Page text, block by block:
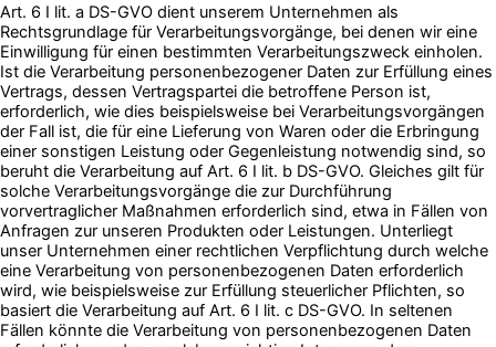
Art. 6 I lit. a DS-GVO dient unserem Unternehmen als
Rechtsgrundlage für Verarbeitungsvorgänge, bei denen wir eine
Einwilligung für einen bestimmten Verarbeitungszweck einholen.
Ist die Verarbeitung personenbezogener Daten zur Erfüllung eines
Vertrags, dessen Vertragspartei die betroffene Person ist,
erforderlich, wie dies beispielsweise bei Verarbeitungsvorgängen
der Fall ist, die für eine Lieferung von Waren oder die Erbringung
einer sonstigen Leistung oder Gegenleistung notwendig sind, so
beruht die Verarbeitung auf Art. 6 I lit. b DS-GVO. Gleiches gilt für
solche Verarbeitungsvorgänge die zur Durchführung
vorvertraglicher Maßnahmen erforderlich sind, etwa in Fällen von
Anfragen zur unseren Produkten oder Leistungen. Unterliegt
unser Unternehmen einer rechtlichen Verpflichtung durch welche
eine Verarbeitung von personenbezogenen Daten erforderlich
wird, wie beispielsweise zur Erfüllung steuerlicher Pflichten, so
basiert die Verarbeitung auf Art. 6 I lit. c DS-GVO. In seltenen
Fällen könnte die Verarbeitung von personenbezogenen Daten